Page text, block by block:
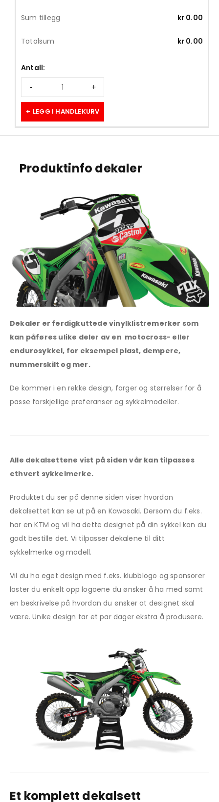
Sum tillegg kr 0.00
Totalsum kr 0.00
Antall:
LEGG I HANDLEKURV
Produktinfo dekaler
Dekaler er ferdigkuttede vinylklistremerker som
kan påføres ulike deler av en motocross- eller
endurosykkel, for eksempel plast, dempere,
nummerskilt og mer.
De kommer i en rekke design, farger og størrelser for å
passe forskjellige preferanser og sykkelmodeller.
Alle dekalsettene vist på siden vår kan tilpasses
ethvert sykkelmerke.
Produktet du ser på denne siden viser hvordan
dekalsettet kan se ut på en Kawasaki. Dersom du f.eks.
har en KTM og vil ha dette designet på din sykkel kan du
godt bestille det. Vi tilpasser dekalene til ditt
sykkelmerke og modell.
Vil du ha eget design med f.eks. klubblogo og sponsorer
laster du enkelt opp logoene du ønsker å ha med samt
en beskrivelse på hvordan du ønsker at designet skal
være. Unike design tar et par dager ekstra å produsere.
Et komplett dekalsett